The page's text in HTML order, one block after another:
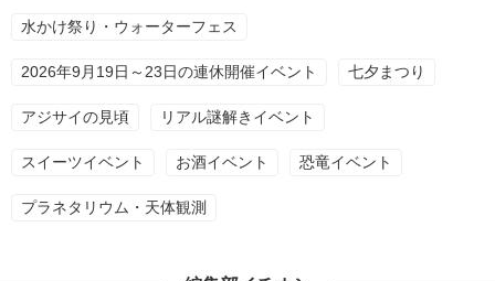
水かけ祭り・ウォーターフェス
2026年9月19日～23日の連休開催イベント 七夕まつり
アジサイの見頃 リアル謎解きイベント
スイーツイベント お酒イベント 恐竜イベント
プラネタリウム・天体観測